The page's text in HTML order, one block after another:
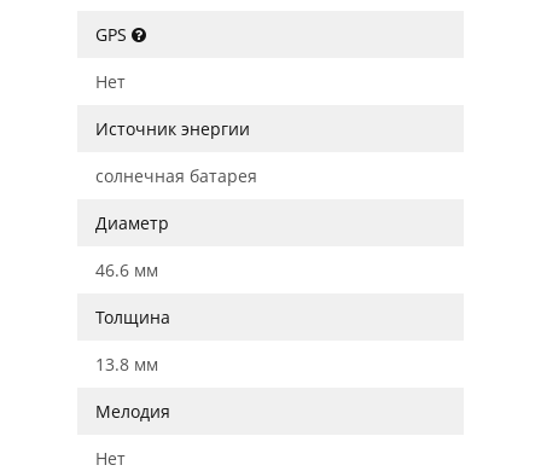
GPS
Нет
Источник энергии
солнечная батарея
Диаметр
46.6 мм
Толщина
13.8 мм
Мелодия
Нет